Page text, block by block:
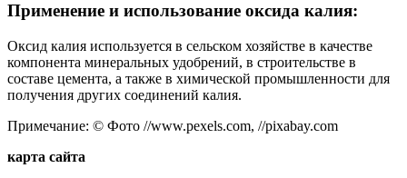
Применение и использование оксида калия:
Оксид калия используется в сельском хозяйстве в качестве
компонента минеральных удобрений, в строительстве в
составе цемента, а также в химической промышленности для
получения других соединений калия.
Примечание: © Фото //www.pexels.com, //pixabay.com
карта сайта